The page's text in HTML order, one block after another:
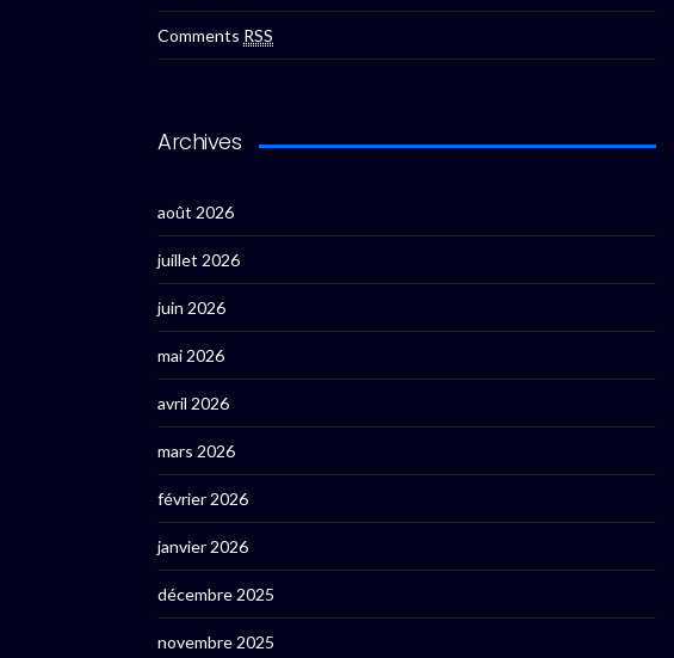
Comments RSS
Archives
août 2026
juillet 2026
juin 2026
mai 2026
avril 2026
mars 2026
février 2026
janvier 2026
décembre 2025
novembre 2025